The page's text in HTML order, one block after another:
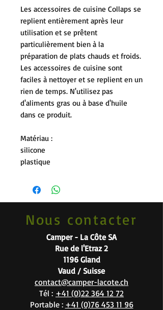
Les accessoires de cuisine Collaps se
replient entièrement après leur
utilisation et se prêtent
particulièrement bien à la
préparation de plats chauds et froids.
Les accessoires de cuisine sont
faciles à nettoyer et se replient en un
rien de temps. N'utilisez pas
d'aliments gras ou à base d'huile
dans ce produit.
Matériau :
silicone
plastique
Nous contacter
Camper - La Côte SA
Rue de l'Etraz 2
1196 Gland
Vaud / Suisse
contact@camper-lacote.ch
Tél : +41 (0)22 364 12 72
Portable : +41 (0)76 453 11 96